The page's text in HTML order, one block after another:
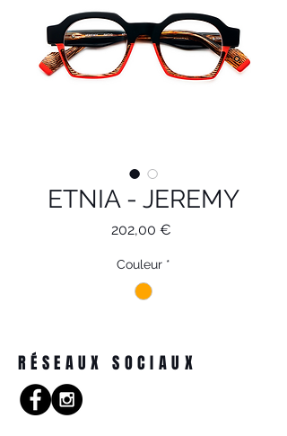
ETNIA - JEREMY
202,00 €
Couleur *
RÉSEAUX SOCIAUX